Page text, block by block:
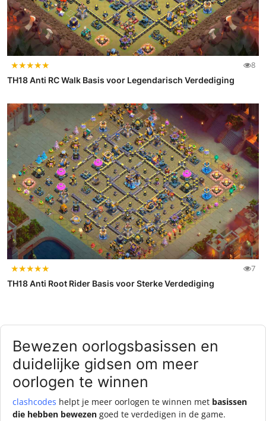
★★★★★ 8
TH18 Anti RC Walk Basis voor Legendarisch Verdediging
★★★★★ 7
TH18 Anti Root Rider Basis voor Sterke Verdediging
Bewezen oorlogsbasissen en
duidelijke gidsen om meer
oorlogen te winnen
clashcodes helpt je meer oorlogen te winnen met basissen
die hebben bewezen goed te verdedigen in de game.